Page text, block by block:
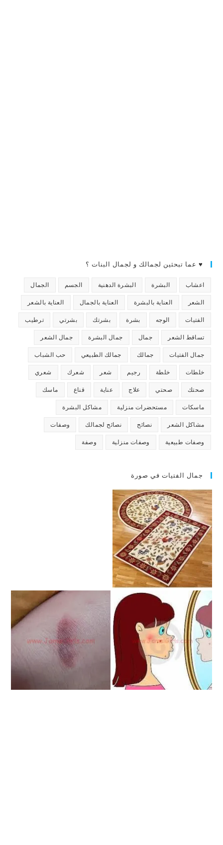
♥ عما تبحثين لجمالك و لجمال البنات ؟
اعشاب البشرة البشرة الدهنية الجسم الجمال
الشعر العناية بالبشرة العناية بالجمال العناية بالشعر
الفتيات الوجه بشرة بشرتك بشرتي ترطيب
تساقط الشعر جمال جمال البشرة جمال الشعر
جمال الفتيات جمالك جمالك الطبيعي حب الشباب
خلطات خلطة رجيم شعر شعرك شعري
صحتك صحتي علاج عناية قناع ماسك
ماسكات مستحضرات منزلية مشاكل البشرة
مشاكل الشعر نصائح نصائح لجمالك وصفات
وصفات طبيعية وصفات منزلية وصفة
جمال الفتيات في صورة